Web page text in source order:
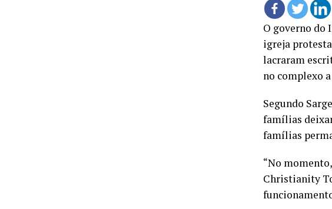
O governo do
igreja
lacraram
no complexo
Segundo
famílias
famílias
“No
Christianity